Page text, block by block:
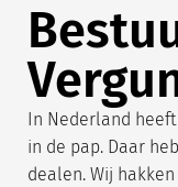
In Nederland
in de pap. Daar
dealen. Wij